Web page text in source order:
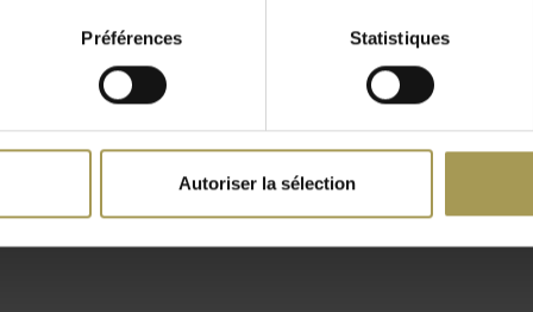
Préférences Statistiques
Autoriser la sélection
et ajoutent une
mais possède une
finition lumineuse
bien avec les
réunion représentatives.
mural 7-12
€526,00
(€636,46Incl. btw)